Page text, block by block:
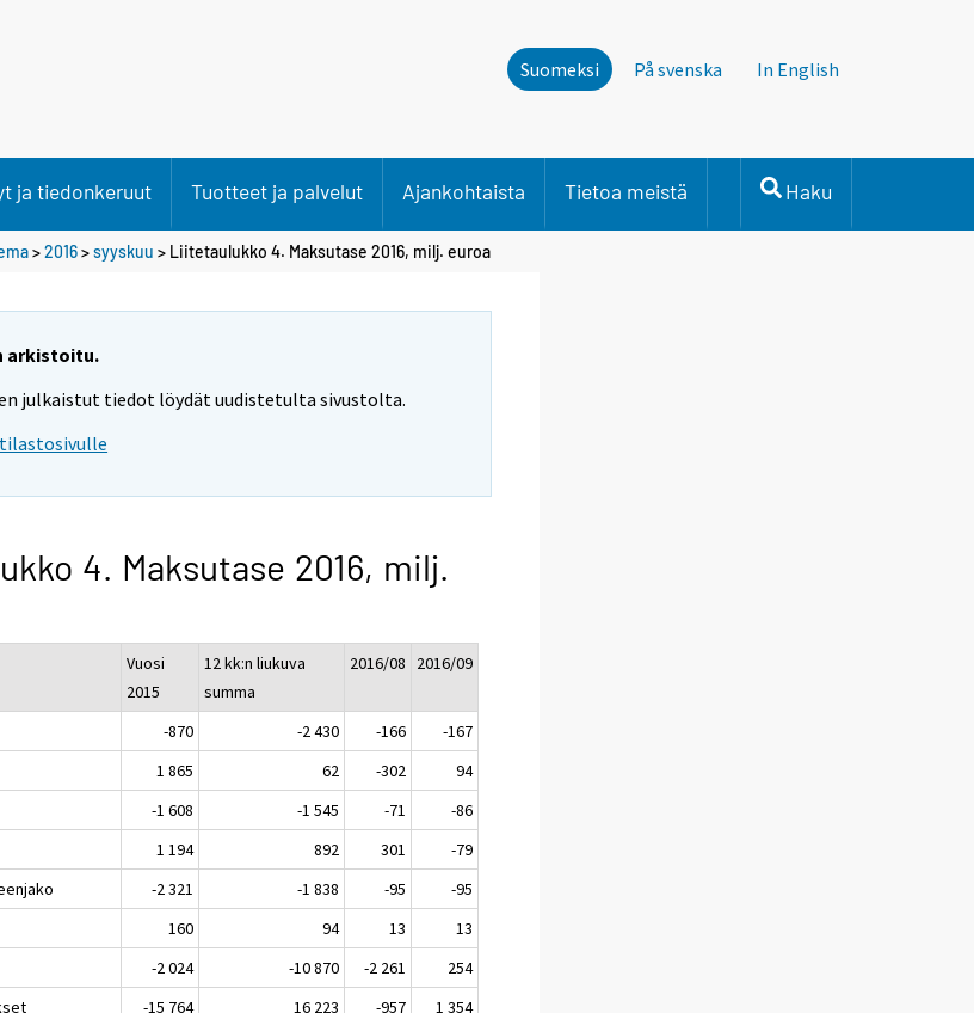
Suomeksi På svenska In English
ja tiedonkeruut Tuotteet ja palvelut Ajankohtaista Tietoa meistä Haku
>2016>syyskuu > Liitetaulukko 4. Maksutase 2016, milj. euroa
arkistoitu.
julkaistut tiedot löydät uudistetulta sivustolta.
4. Maksutase 2016, milj.
Vuosi
2015
12 kk:n liukuva
summa
2016/08 2016/09
-870 -2 430 -166
-167
1 865 62 -302
94
-1 608 -1 545 -71
-86
1 194 892 301
-79
-2 321 -1 838 -95
-95
160 94 13
13
-2 024 -10 870 -2 261
254
-15 764 16 223 -957
1 354